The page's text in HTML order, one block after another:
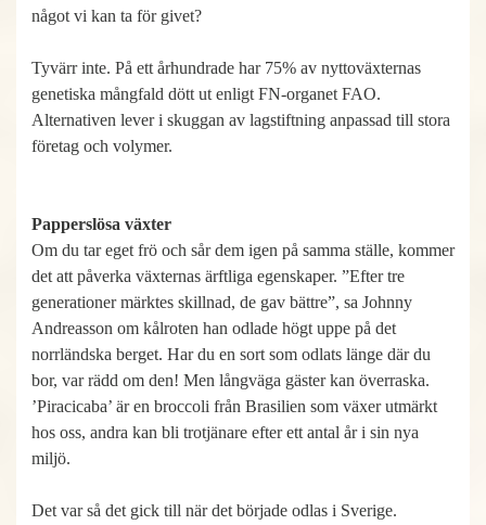
något vi kan ta för givet?
Tyvärr inte. På ett århundrade har 75% av nyttoväxternas
genetiska mångfald dött ut enligt FN-organet FAO.
Alternativen lever i skuggan av lagstiftning anpassad till stora
företag och volymer.
Papperslösa växter
Om du tar eget frö och sår dem igen på samma ställe, kommer
det att påverka växternas ärftliga egenskaper. ”Efter tre
generationer märktes skillnad, de gav bättre”, sa Johnny
Andreasson om kålroten han odlade högt uppe på det
norrländska berget. Har du en sort som odlats länge där du
bor, var rädd om den! Men långväga gäster kan överraska.
’Piracicaba’ är en broccoli från Brasilien som växer utmärkt
hos oss, andra kan bli trotjänare efter ett antal år i sin nya
miljö.
Det var så det gick till när det började odlas i Sverige.